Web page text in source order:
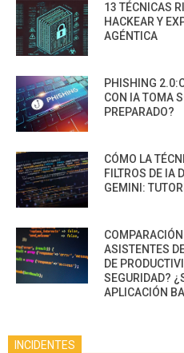
13 TÉCNICAS
HACKEAR Y
AGÉNTICA
PHISHING
CON IA TOMA
PREPARADO?
CÓMO LA
FILTROS DE IA
GEMINI:
ASISTENTES
DE
SEGURIDAD?
APLICACIÓN
INCIDENTES